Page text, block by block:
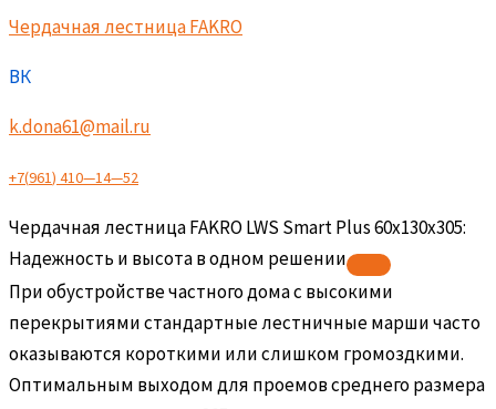
Чердачная лестница FAKRO
ВК
k.dona61@mail.ru
+7(961) 410—14—52
Чердачная лестница FAKRO LWS Smart Plus 60х130х305:
Надежность и высота в одном решении
При обустройстве частного дома с высокими
перекрытиями стандартные лестничные марши часто
оказываются короткими или слишком громоздкими.
Оптимальным выходом для проемов среднего размера